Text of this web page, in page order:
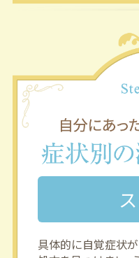
具体的に自覚症状